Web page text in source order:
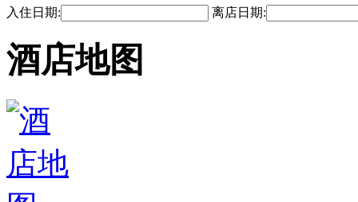
入住日期: 离店日期:
酒店地图